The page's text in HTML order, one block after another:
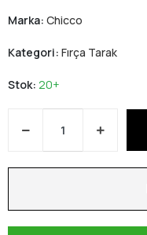
Marka: Chicco
Kategori: Fırça Tarak
Stok: 20+